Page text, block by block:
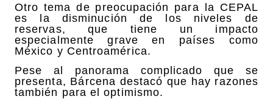
Otro tema de preocupación para la CEPAL
es la disminución de los niveles de
reservas, que tiene un impacto
especialmente grave en países como
México y Centroamérica.
Pese al panorama complicado que se
presenta, Bárcena destacó que hay razones
también para el optimismo.